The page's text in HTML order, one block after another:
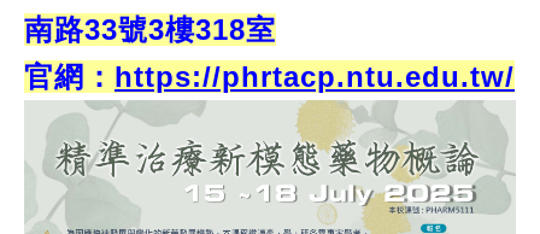
南路33號3樓318室
官網： https://phrtacp.ntu.edu.tw/